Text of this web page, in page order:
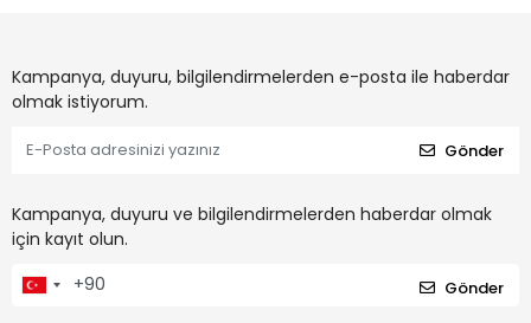
Kampanya, duyuru, bilgilendirmelerden e-posta ile haberdar
olmak istiyorum.
Gönder
Kampanya, duyuru ve bilgilendirmelerden haberdar olmak
için kayıt olun.
Gönder